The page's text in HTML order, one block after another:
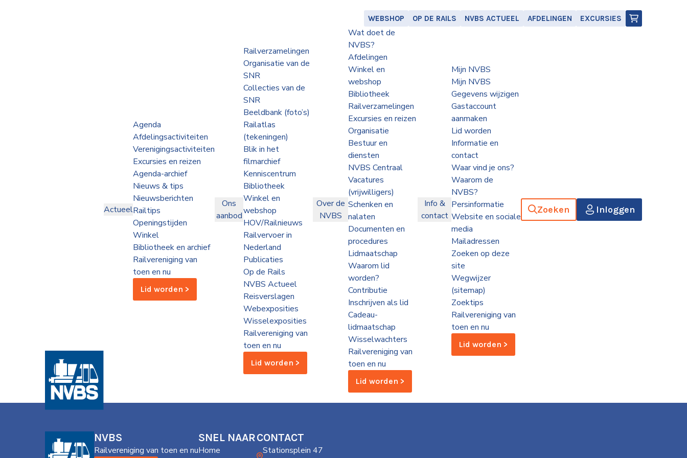
WEBSHOP OP DE RAILS NVBS ACTUEEL AFDELINGEN EXCURSIES
Actueel
Agenda
Afdelingsactiviteiten
Verenigingsactiviteiten
Excursies en reizen
Agenda-archief
Nieuws & tips
Nieuwsberichten
Railtips
Openingstijden
Winkel
Bibliotheek en archief
Railvereniging van
toen en nu
Lid worden >
Ons
aanbod
Railverzamelingen
Organisatie van de
SNR
Collecties van de
SNR
Beeldbank (foto’s)
Railatlas
(tekeningen)
Blik in het
filmarchief
Kenniscentrum
Bibliotheek
Winkel en
webshop
HOV/Railnieuws
Railvervoer in
Nederland
Publicaties
Op de Rails
NVBS Actueel
Reisverslagen
Webexposities
Wisselexposities
Railvereniging van
toen en nu
Lid worden >
Over de
NVBS
Wat doet de
NVBS?
Afdelingen
Winkel en
webshop
Bibliotheek
Railverzamelingen
Excursies en reizen
Organisatie
Bestuur en
diensten
NVBS Centraal
Vacatures
(vrijwilligers)
Schenken en
nalaten
Documenten en
procedures
Lidmaatschap
Waarom lid
worden?
Contributie
Inschrijven als lid
Cadeau-
lidmaatschap
Wisselwachters
Railvereniging van
toen en nu
Lid worden >
Info &
contact
Mijn NVBS
Mijn NVBS
Gegevens wijzigen
Gastaccount
aanmaken
Lid worden
Informatie en
contact
Waar vind je ons?
Waarom de
NVBS?
Persinformatie
Website en sociale
media
Mailadressen
Zoeken op deze
site
Wegwijzer
(sitemap)
Zoektips
Railvereniging van
toen en nu
Lid worden >
Zoeken Inloggen
NVBS
Railvereniging van toen en nu
SNEL NAAR
Home
CONTACT
Stationsplein 47